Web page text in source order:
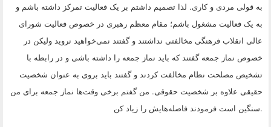
به قولی مردی و کاری. لذا تصمیم داشتم بر یک فعالیت تمرکز داشته باشم و
به یک فعالیت مشغول باشم؛ مقام معظم رهبری در خصوص فعالیت شورای
عالی انقلاب فرهنگی مخالفتی نداشتند و گفتند نمی‌خواهید نروید ولیکن در
خصوص نماز جمعه گفتند که باید نماز جمعه را داشته باشی و در رابطه با
تشخیص مصلحت نظام مخالفت کردند و گفتند باید بروی به عنوان شخصیت
حقیقی علاوه بر شخصیت حقوقی. من گفتم برخی وقت‌ها نماز جمعه برای من
سنگین است فرمودند فاصله‌هایش را زیاد کن.